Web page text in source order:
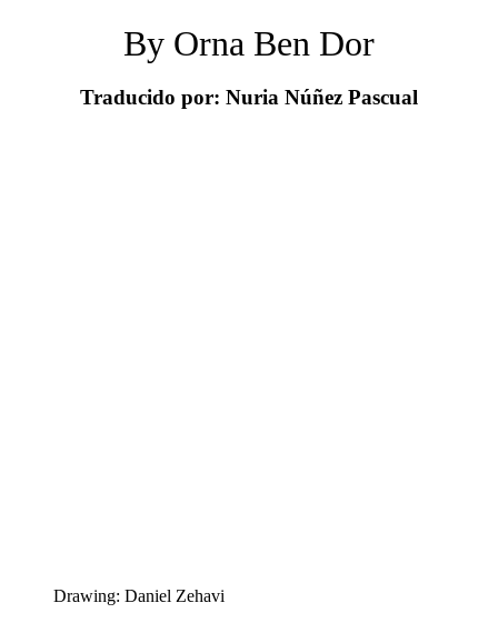
By Orna Ben Dor
Traducido por: Nuria Núñez Pascual
Drawing: Daniel Zehavi